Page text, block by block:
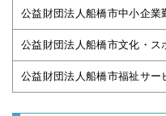
公益財団法人船橋市中小企業
公益財団法人船橋市文化・ス
公益財団法人船橋市福祉サー